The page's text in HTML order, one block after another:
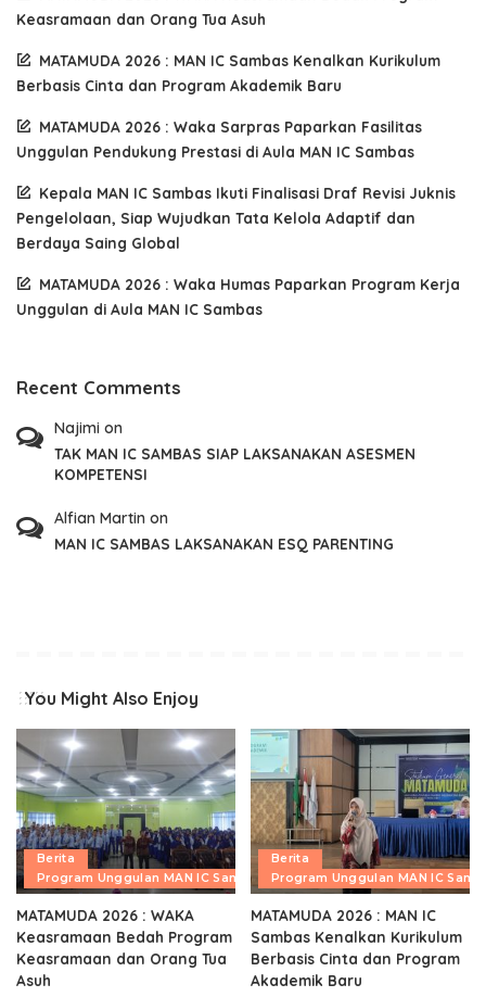
Keasramaan dan Orang Tua Asuh
MATAMUDA 2026 : MAN IC Sambas Kenalkan Kurikulum
Berbasis Cinta dan Program Akademik Baru
MATAMUDA 2026 : Waka Sarpras Paparkan Fasilitas
Unggulan Pendukung Prestasi di Aula MAN IC Sambas
Kepala MAN IC Sambas Ikuti Finalisasi Draf Revisi Juknis
Pengelolaan, Siap Wujudkan Tata Kelola Adaptif dan
Berdaya Saing Global
MATAMUDA 2026 : Waka Humas Paparkan Program Kerja
Unggulan di Aula MAN IC Sambas
Recent Comments
Najimi on
TAK MAN IC SAMBAS SIAP LAKSANAKAN ASESMEN
KOMPETENSI
Alfian Martin on
MAN IC SAMBAS LAKSANAKAN ESQ PARENTING
You Might Also Enjoy
Berita
Program Unggulan MAN IC Sambas
MATAMUDA 2026 : WAKA
Keasramaan Bedah Program
Keasramaan dan Orang Tua
Asuh
Berita
Program Unggulan MAN IC
MATAMUDA 2026 : MAN IC
Sambas Kenalkan Kurikulum
Berbasis Cinta dan Program
Akademik Baru